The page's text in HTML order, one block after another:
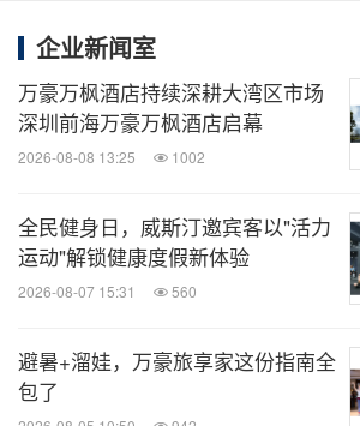
苏州艺刻酒店，万豪旅
格林斯伯勒机场万豪StudioRes
by Marriott Greensboro
业。该酒店为全新建造，采用模
签约到开业仅耗时约一年。作为
店品牌，StudioRes致力于为长
企业新闻室
万豪万枫酒店持续深耕大湾区市场
深圳前海万豪万枫酒店启幕
2026-08-08 13:25 1002
全民健身日，威斯汀邀宾客以"活力
运动"解锁健康度假新体验
2026-08-07 15:31 560
避暑+溜娃，万豪旅享家这份指南全
包了